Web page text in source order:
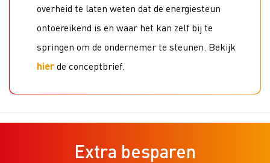
overheid te laten weten dat de energiesteun
ontoereikend is en waar het kan zelf bij te
springen om de ondernemer te steunen. Bekijk
hierde conceptbrief.
Extra besparen